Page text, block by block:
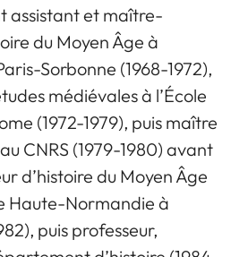
assistant et maître-
du Moyen Âge à
Sorbonne (1968-1972),
médiévales à l’École
(1972-1979), puis maître
CNRS (1979-1980) avant
d’histoire du Moyen Âge
Haute-Normandie à
puis professeur,